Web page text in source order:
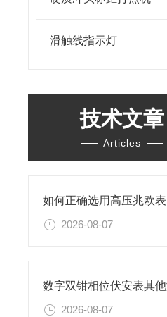
滑触线指示灯
技术文章
Articles
如何正确选用高压兆欧表
2026-08-07
2026-08-07